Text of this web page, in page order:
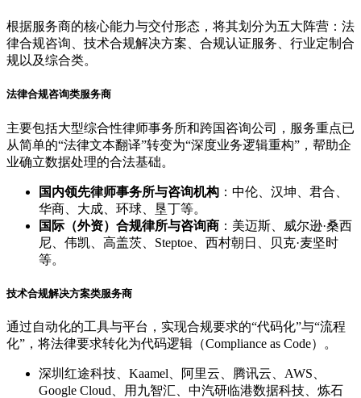
根据服务商的核心能力与交付形态，将其划分为五大阵营：法
律合规咨询、技术合规解决方案、合规认证服务、行业定制合
规以及综合类。
法律合规咨询类服务商
主要包括大型综合性律师事务所和跨国咨询公司，服务重点已
从简单的“法律文本翻译”转变为“深度业务逻辑重构”，帮助企
业确立数据处理的合法基础。
国内领先律师事务所与咨询机构 ：中伦、汉坤、君合、
华商、大成、环球、垦丁等。
国际（外资）合规律所与咨询商 ：美迈斯、威尔逊·桑西
尼、伟凯、高盖茨、Steptoe、西村朝日、贝克·麦坚时
等。
技术合规解决方案类服务商
通过自动化的工具与平台，实现合规要求的“代码化”与“流程
化”，将法律要求转化为代码逻辑（Compliance as Code）。
深圳红途科技、Kaamel、阿里云、腾讯云、AWS、
Google Cloud、用九智汇、中汽研临港数据科技、炼石